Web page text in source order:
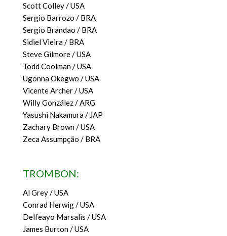
Scott Colley / USA
Sergio Barrozo / BRA
Sergio Brandao / BRA
Sidiel Vieira / BRA
Steve Gilmore / USA
Todd Coolman / USA
Ugonna Okegwo / USA
Vicente Archer / USA
Willy González / ARG
Yasushi Nakamura / JAP
Zachary Brown / USA
Zeca Assumpção / BRA
TROMBON:
Al Grey / USA
Conrad Herwig / USA
Delfeayo Marsalis / USA
James Burton / USA